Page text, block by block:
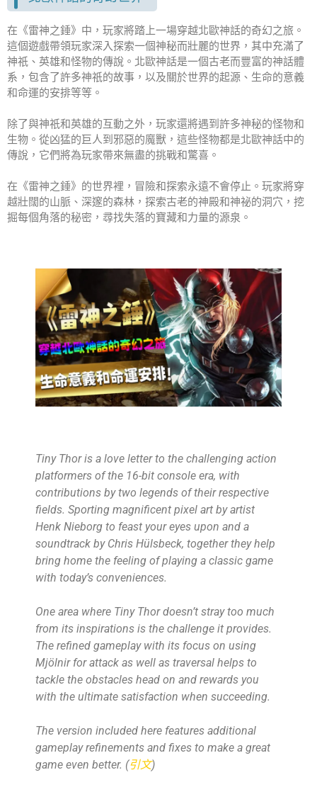
在《雷神之錘》中，玩家將踏上一場穿越北歐神話的奇幻之旅。
這個遊戲帶領玩家深入探索一個神秘而壯麗的世界，其中充滿了
神祇、英雄和怪物的傳說。北歐神話是一個古老而豐富的神話體
系，包含了許多神祇的故事，以及關於世界的起源、生命的意義
和命運的安排等等。
除了與神祇和英雄的互動之外，玩家還將遇到許多神秘的怪物和
生物。從凶猛的巨人到邪惡的魔獸，這些怪物都是北歐神話中的
傳說，它們將為玩家帶來無盡的挑戰和驚喜。
在《雷神之錘》的世界裡，冒險和探索永遠不會停止。玩家將穿
越壯闊的山脈、深邃的森林，探索古老的神殿和神祕的洞穴，挖
掘每個角落的秘密，尋找失落的寶藏和力量的源泉。
Tiny Thor is a love letter to the challenging action
platformers of the 16-bit console era, with
contributions by two legends of their respective
fields. Sporting magnificent pixel art by artist
Henk Nieborg to feast your eyes upon and a
soundtrack by Chris Hülsbeck, together they help
bring home the feeling of playing a classic game
with today’s conveniences.
One area where Tiny Thor doesn’t stray too much
from its inspirations is the challenge it provides.
The refined gameplay with its focus on using
Mjölnir for attack as well as traversal helps to
tackle the obstacles head on and rewards you
with the ultimate satisfaction when succeeding.
The version included here features additional
gameplay refinements and fixes to make a great
game even better. (引文)